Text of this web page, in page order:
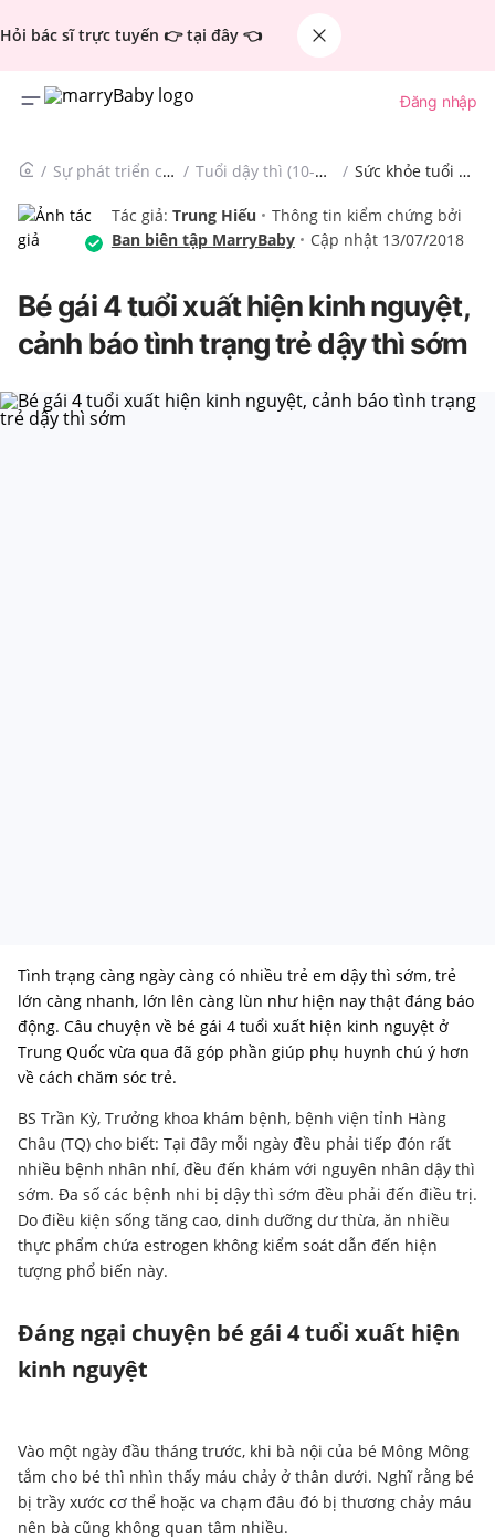
Hỏi bác sĩ trực tuyến 👉 tại đây 👈
Đăng nhập
Sự phát triển của trẻ Tuổi dậy thì (10-15 tuổi) Sức khỏe tuổi dậy thì
Tác giả: Trung Hiếu
Thông tin kiểm chứng bởi
Ban biên tập MarryBaby
Cập nhật 13/07/2018
Bé gái 4 tuổi xuất hiện kinh nguyệt,
cảnh báo tình trạng trẻ dậy thì sớm
Tình trạng càng ngày càng có nhiều trẻ em dậy thì sớm, trẻ
lớn càng nhanh, lớn lên càng lùn như hiện nay thật đáng báo
động. Câu chuyện về bé gái 4 tuổi xuất hiện kinh nguyệt ở
Trung Quốc vừa qua đã góp phần giúp phụ huynh chú ý hơn
về cách chăm sóc trẻ.
BS Trần Kỳ, Trưởng khoa khám bệnh, bệnh viện tỉnh Hàng
Châu (TQ) cho biết: Tại đây mỗi ngày đều phải tiếp đón rất
nhiều bệnh nhân nhí, đều đến khám với nguyên nhân dậy thì
sớm. Đa số các bệnh nhi bị dậy thì sớm đều phải đến điều trị.
Do điều kiện sống tăng cao, dinh dưỡng dư thừa, ăn nhiều
thực phẩm chứa estrogen không kiểm soát dẫn đến hiện
tượng phổ biến này.
Đáng ngại chuyện bé gái 4 tuổi xuất hiện
kinh nguyệt
Vào một ngày đầu tháng trước, khi bà nội của bé Mông Mông
tắm cho bé thì nhìn thấy máu chảy ở thân dưới. Nghĩ rằng bé
bị trầy xước cơ thể hoặc va chạm đâu đó bị thương chảy máu
nên bà cũng không quan tâm nhiều.